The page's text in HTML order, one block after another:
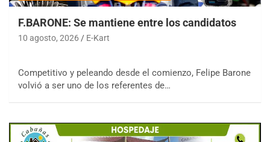
F.BARONE: Se mantiene entre los candidatos
10 agosto, 2026 E-Kart
Competitivo y peleando desde el comienzo, Felipe Barone
volvió a ser uno de los referentes de…